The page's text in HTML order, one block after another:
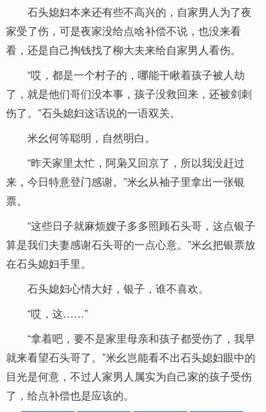
石头媳妇本来还有些不高兴的，自家男人为了夜
家受了伤，可是夜家没给点啥补偿不说，也没来看
看，还是自己掏钱找了柳大夫来给自家男人看伤。
“哎，都是一个村子的，哪能干瞅着孩子被人劫
了，就是他们哥们没本事，孩子没救回来，还被剑刺
伤了。”石头媳妇这话说的一语双关。
米幺何等聪明，自然明白。
“昨天家里太忙，阿枭又回京了，所以我没赶过
来，今日特意登门感谢。”米幺从袖子里拿出一张银
票。
“这些日子就麻烦嫂子多多照顾石头哥，这点银子
算是我们夫妻感谢石头哥的一点心意。”米幺把银票放
在石头媳妇手里。
石头媳妇心情大好，银子，谁不喜欢。
“哎，这……”
“拿着吧，要不是家里母亲和孩子都受伤了，我早
就来看望石头哥了。”米幺岂能看不出石头媳妇眼中的
目光是何意，不过人家男人属实为自己家的孩子受伤
了，给点补偿也是应该的。